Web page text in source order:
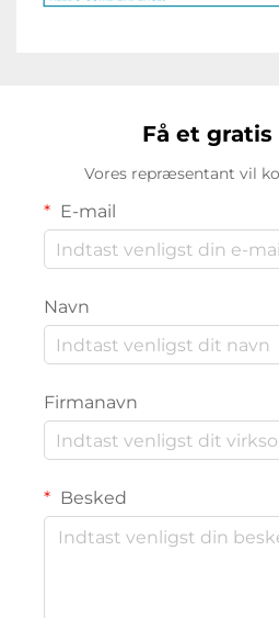
Få et
Vores repræsentant vil
E-mail
Navn
Firmanavn
Besked